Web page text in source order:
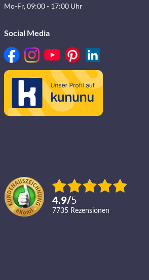
Mo-Fr, 09:00 - 17:00 Uhr
Social Media
4.9/5
7735 Rezensionen